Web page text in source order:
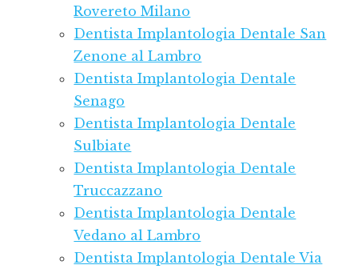
Rovereto Milano
Dentista Implantologia Dentale San
Zenone al Lambro
Dentista Implantologia Dentale
Senago
Dentista Implantologia Dentale
Sulbiate
Dentista Implantologia Dentale
Truccazzano
Dentista Implantologia Dentale
Vedano al Lambro
Dentista Implantologia Dentale Via